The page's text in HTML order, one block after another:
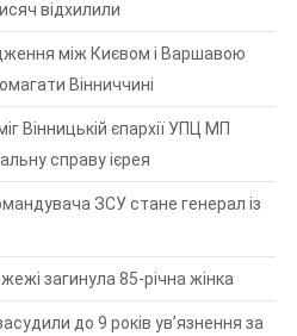
відхилили
між Києвом і Варшавою
Вінниччині
Вінницькій єпархії УПЦ МП
справу ієрея
ЗСУ стане генерал із
загинула 85-річна жінка
до 9 років ув’язнення за